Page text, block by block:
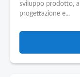
sviluppo prodotto,
progettazione e...